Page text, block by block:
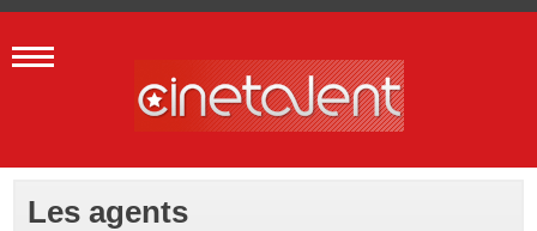
Les agents